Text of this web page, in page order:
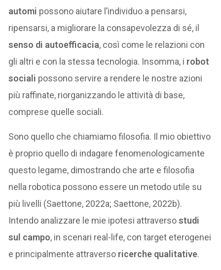
automi possono aiutare l’individuo a pensarsi,
ripensarsi, a migliorare la consapevolezza di sé, il
senso di autoefficacia, così come le relazioni con
gli altri e con la stessa tecnologia. Insomma, i robot
sociali possono servire a rendere le nostre azioni
più raffinate, riorganizzando le attività di base,
comprese quelle sociali.
Sono quello che chiamiamo filosofia. Il mio obiettivo
è proprio quello di indagare fenomenologicamente
questo legame, dimostrando che arte e filosofia
nella robotica possono essere un metodo utile su
più livelli (Saettone, 2022a; Saettone, 2022b).
Intendo analizzare le mie ipotesi attraversostudi
sul campo, in scenari real-life, con target eterogenei
e principalmente attraverso ricerche qualitative.